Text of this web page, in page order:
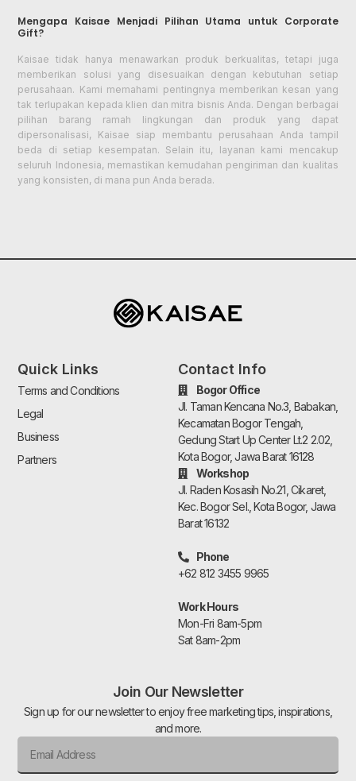
Mengapa Kaisae Menjadi Pilihan Utama untuk Corporate
Gift?
Kaisae tidak hanya menawarkan produk berkualitas, tetapi juga
memberikan solusi yang disesuaikan dengan kebutuhan setiap
perusahaan. Kami memahami pentingnya memberikan kesan yang
tak terlupakan kepada klien dan mitra bisnis Anda. Dengan berbagai
pilihan barang ramah lingkungan dan produk yang dapat
dipersonalisasi, Kaisae siap membantu perusahaan Anda tampil
beda di setiap kesempatan. Selain itu, layanan kami mencakup
seluruh Indonesia, memastikan kemudahan pengiriman dan kualitas
yang konsisten, di mana pun Anda berada.
Quick Links
Terms and Conditions
Legal
Business
Partners
Contact Info
Bogor Office
Jl. Taman Kencana No.3, Babakan,
Kecamatan Bogor Tengah,
Gedung Start Up Center Lt.2 2.02,
Kota Bogor, Jawa Barat 16128
Workshop
Jl. Raden Kosasih No.21, Cikaret,
Kec. Bogor Sel., Kota Bogor, Jawa
Barat 16132
Phone
+62 812 3455 9965
Work Hours
Mon-Fri 8am-5pm
Sat 8am-2pm
Join Our Newsletter
Sign up for our newsletter to enjoy free marketing tips, inspirations,
and more.